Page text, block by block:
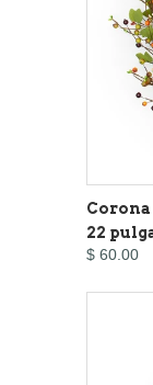
22
$ 60.00